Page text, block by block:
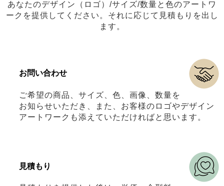
あなたのデザイン（ロゴ）/サイズ/数量と色のアートワ
ークを提供してください。それに応じて見積もりを出し
ます。
お問い合わせ
ご希望の商品、サイズ、色、画像、数量を
お知らせいただき、また、お客様のロゴやデザイン
アートワークも添えていただければと思います。
見積もり